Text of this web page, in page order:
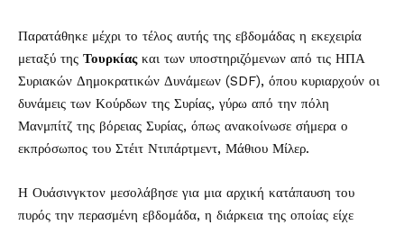
Παρατάθηκε μέχρι το τέλος αυτής της εβδομάδας η εκεχειρία
μεταξύ της Τουρκίας και των υποστηριζόμενων από τις ΗΠΑ
Συριακών Δημοκρατικών Δυνάμεων (SDF), όπου κυριαρχούν οι
δυνάμεις των Κούρδων της Συρίας, γύρω από την πόλη
Μανμπίτζ της βόρειας Συρίας, όπως ανακοίνωσε σήμερα ο
εκπρόσωπος του Στέιτ Ντιπάρτμεντ, Μάθιου Μίλερ.
Η Ουάσινγκτον μεσολάβησε για μια αρχική κατάπαυση του
πυρός την περασμένη εβδομάδα, η διάρκεια της οποίας είχε